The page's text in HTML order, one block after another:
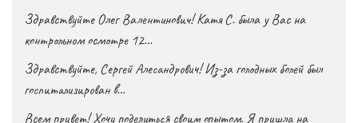
Здравствуйте Олег Валентинович! Катя С. была у Вас на
контрольном осмотре 12…
Здравствуйте, Сергей Алесандрович! Из-за голодных болей был
госпитализирован в…
Всем привет! Хочу поделиться своим опытом. Я пришла на